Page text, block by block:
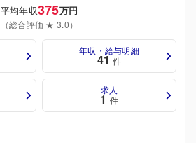
平均年収375万円
（総合評価 ★ 3.0）
年収・給与明細
41 件
求人
1 件